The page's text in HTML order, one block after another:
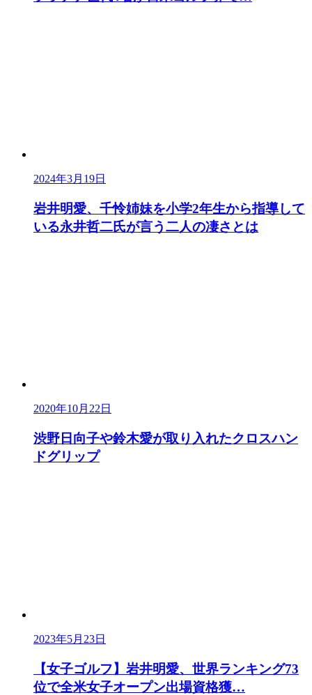
2024年3月19日
岩井明愛、千怜姉妹を小学2年生から指導して
いる永井哲二氏が言う二人の凄さとは
2020年10月22日
渋野日向子や鈴木愛が取り入れたクロスハン
ドグリップ
2023年5月23日
【女子ゴルフ】岩井明愛、世界ランキング73
位で全米女子オープン出場資格獲…